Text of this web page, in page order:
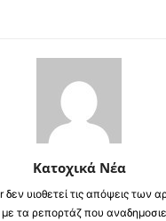
Κατοχικά Νέα
υιοθετεί τις απόψεις των
με τα ρεπορτάζ που